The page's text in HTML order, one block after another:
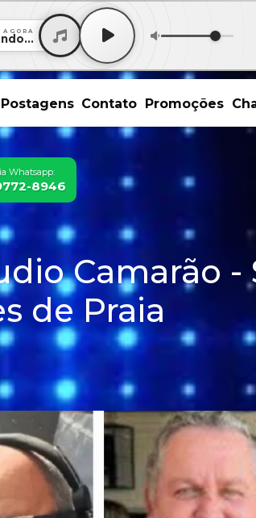
AGORA
Postagens Contato Promoções
Whatsapp:
8946
Camarão -
de Praia